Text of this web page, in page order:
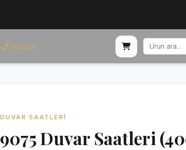
İletişim
DUVAR SAATLERI
9075 Duvar Saatleri